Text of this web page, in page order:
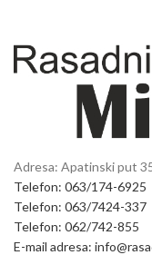
Adresa: Apatinski put
Telefon: 063/174-6925
Telefon: 063/7424-337
Telefon: 062/742-855
E-mail adresa: